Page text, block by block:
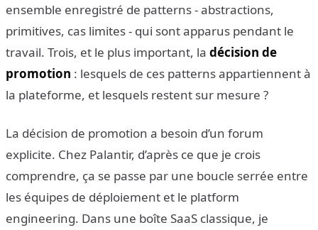
ensemble enregistré de patterns - abstractions,
primitives, cas limites - qui sont apparus pendant le
travail. Trois, et le plus important, la décision de
promotion : lesquels de ces patterns appartiennent à
la plateforme, et lesquels restent sur mesure ?
La décision de promotion a besoin d’un forum
explicite. Chez Palantir, d’après ce que je crois
comprendre, ça se passe par une boucle serrée entre
les équipes de déploiement et le platform
engineering. Dans une boîte SaaS classique, je